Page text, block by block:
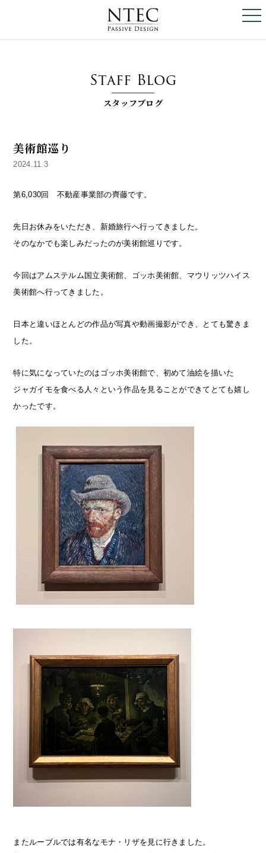
Staff Blog
スタッフブログ
美術館巡り
2024.11.3
第6,030回 不動産事業部の齊藤です。
先日お休みをいただき、新婚旅行へ行ってきました。
そのなかでも楽しみだったのが美術館巡りです。
今回はアムステルム国立美術館、ゴッホ美術館、マウリッツハイス
美術館へ行ってきました。
日本と違いほとんどの作品が写真や動画撮影ができ、とても驚きま
した。
特に気になっていたのはゴッホ美術館で、初めて油絵を描いた
ジャガイモを食べる人々という作品を見ることができてとても嬉し
かったです。
またルーブルでは有名なモナ・リザを見に行きました。